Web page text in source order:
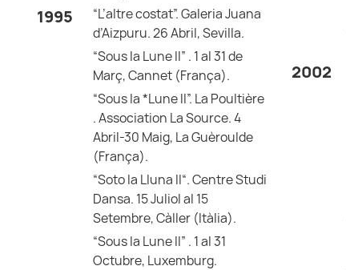
1995
“L’altre costat”. Galeria Juana
d’Aizpuru. 26 Abril, Sevilla.
“Sous la Lune II” . 1 al 31 de
Març, Cannet (França).
“Sous la *Lune II”. La Poultière
. Association La Source. 4
Abril-30 Maig, La Guèroulde
(França).
“Soto la Lluna II“. Centre Studi
Dansa. 15 Juliol al 15
Setembre, Càller (Itàlia).
“Sous la Lune II” . 1 al 31
Octubre, Luxemburg.
2002